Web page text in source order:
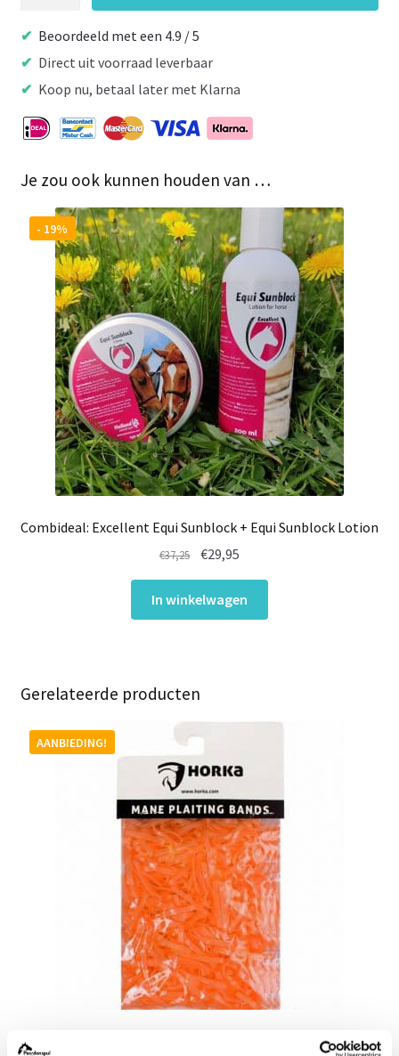
Lotion
aantal
Beoordeeld met een 4.9 / 5
Direct uit voorraad leverbaar
Koop nu, betaal later met Klarna
Je zou ook kunnen houden van …
Combideal: Excellent Equi Sunblock + Equi Sunblock Lotion
- 19%
€37,25
Oorspronkelijke
prijs
was:
€37,25.
€29,95
prijs
is:
€29,95.
In winkelwagen
Gerelateerde producten
AANBIEDING!